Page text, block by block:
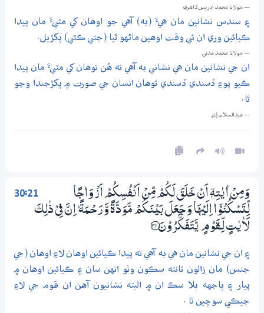
— مولانا محمد ادريس ڏاھري
۽ سندس نشانين مان هيءَ (به) آهي جو اوهان کي مٽيءَ مان پيدا
ڪيائين وري ان ئي وقت اوهين ماڻهو ٿيا (جتي ڪٿي) پکڙيل.
— مولانا محمد مدني
ان جي نشانين مان هي نشاني به آهي ته هُن توهان کي مٽيءَ مان پيدا
ڪيو پوءِ ڏسندي ڏسندي توهان انسان جي صورت ۾ پکڙجندا وڃو
ٿا.
— عبدالسلام ڀُٽو
30:21
وَمِنْ اٰيٰتِهٖٓ اَنْ خَلَقَ لَكُمْ مِّنْ اَنْفُسِكُمْ اَزْوَاجًا
لِّتَسْكُنُوْٓا اِلَيْهَا وَجَعَلَ بَيْنَكُمْ مَّوَدَّةً وَّرَحْــمَةً ۭ اِنَّ فِيْ ذٰلِكَ
لَاٰيٰتٍ لِّــقَوْمٍ يَّتَفَكَّرُوْنَ ؀21
۽ ان جي نشانين مان هي به آهي ته پيدا ڪيائين اوهان لاءِ اوهان (جي
جنس) مان زالون تانته سڪون وٺو انهن سان ۽ ڪيائين اوهان ۾
پيار ۽ ٻاجهه بلا سڪ ان ۾ البته نشانيون آهن ان قوم جي لاءِ
جيڪي سوچين ٿا .